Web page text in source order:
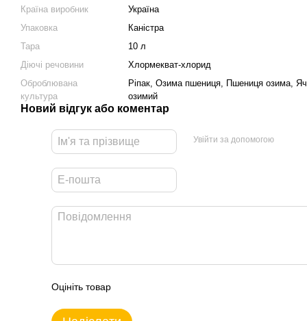
Країна виробник
Україна
Упаковка
Каністра
Тара
10 л
Діючі речовини
Хлормекват-хлорид
Оброблювана
культура
Ріпак, Озима пшениця, Пшениця озима,
озимий
Новий відгук або коментар
Увійти за допомогою
Оцініть товар